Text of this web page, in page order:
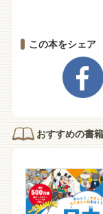
この本をシェア
おすすめの書籍